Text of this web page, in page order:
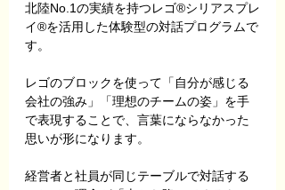
北陸No.1の実績を持つレゴ®シリアスプレ
イ®を活用した体験型の対話プログラムで
す。
レゴのブロックを使って「自分が感じる
会社の強み」「理想のチームの姿」を手
で表現することで、言葉にならなかった
思いが形になります。
経営者と社員が同じテーブルで対話する